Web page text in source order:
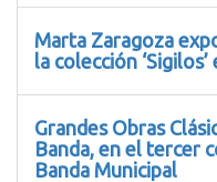
Marta Zaragoza
la colección
Grandes Obras
Banda, en el tercer
Banda Municipal